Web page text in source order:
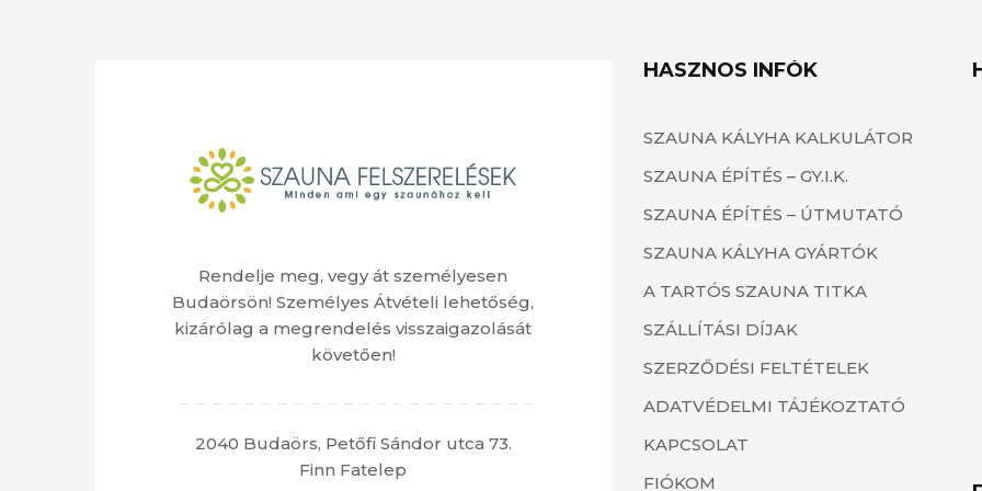
Rendelje meg, vegy át személyesen
Budaörsön! Személyes Átvételi lehetőség,
kizárólag a megrendelés visszaigazolását
követően!
2040 Budaörs, Petőfi Sándor utca 73.
Finn Fatelep
HASZNOS INFÓK
SZAUNA KÁLYHA KALKULÁTOR
SZAUNA ÉPÍTÉS – GY.I.K.
SZAUNA ÉPÍTÉS – ÚTMUTATÓ
SZAUNA KÁLYHA GYÁRTÓK
A TARTÓS SZAUNA TITKA
SZÁLLÍTÁSI DÍJAK
SZERZŐDÉSI FELTÉTELEK
ADATVÉDELMI TÁJÉKOZTATÓ
KAPCSOLAT
FIÓKOM